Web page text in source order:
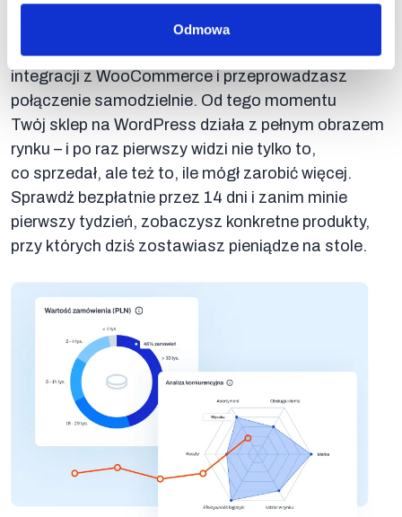
Odmowa
Po założeniu konta zespół Berryboo przygotowuje
środowisko i konfiguruje boty monitorujące
wybranych konkurentów. Otrzymujesz instrukcję
integracji z WooCommerce i przeprowadzasz
połączenie samodzielnie. Od tego momentu
Twój sklep na WordPress działa z pełnym obrazem
rynku – i po raz pierwszy widzi nie tylko to,
co sprzedał, ale też to, ile mógł zarobić więcej.
Sprawdź bezpłatnie przez 14 dni i zanim minie
pierwszy tydzień, zobaczysz konkretne produkty,
przy których dziś zostawiasz pieniądze na stole.